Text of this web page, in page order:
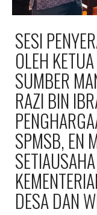
SESI
OLEH
SUMBER
RAZI BIN
SPMSB, EN
DESA DAN